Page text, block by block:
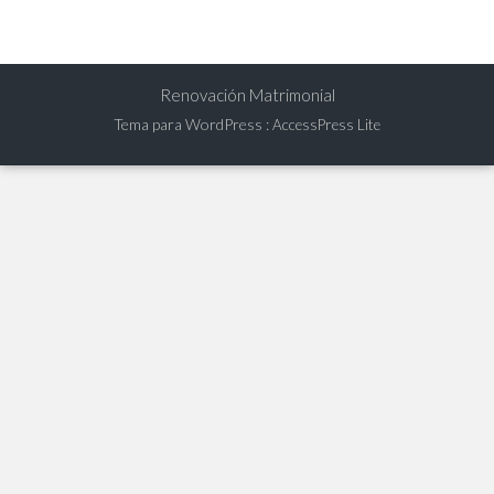
Renovación Matrimonial
Tema para WordPress :AccessPress Lite